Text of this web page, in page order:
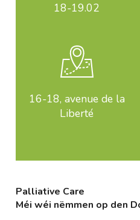
18-19.02
16-18, avenue de la
Liberté
Palliative Care
Méi wéi nëmmen op den